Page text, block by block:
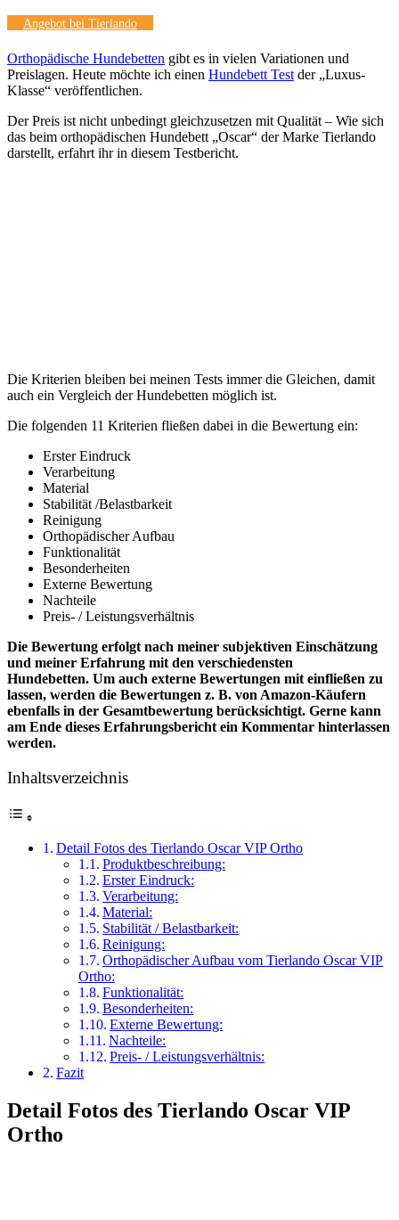
Angebot bei Tierlando
Orthopädische Hundebetten gibt es in vielen Variationen und
Preislagen. Heute möchte ich einen Hundebett Test der „Luxus-
Klasse“ veröffentlichen.
Der Preis ist nicht unbedingt gleichzusetzen mit Qualität – Wie sich
das beim orthopädischen Hundebett „Oscar“ der Marke Tierlando
darstellt, erfahrt ihr in diesem Testbericht.
Die Kriterien bleiben bei meinen Tests immer die Gleichen, damit
auch ein Vergleich der Hundebetten möglich ist.
Die folgenden 11 Kriterien fließen dabei in die Bewertung ein:
Erster Eindruck
Verarbeitung
Material
Stabilität /Belastbarkeit
Reinigung
Orthopädischer Aufbau
Funktionalität
Besonderheiten
Externe Bewertung
Nachteile
Preis- / Leistungsverhältnis
Die Bewertung erfolgt nach meiner subjektiven Einschätzung
und meiner Erfahrung mit den verschiedensten
Hundebetten. Um auch externe Bewertungen mit einfließen zu
lassen, werden die Bewertungen z. B. von Amazon-Käufern
ebenfalls in der Gesamtbewertung berücksichtigt. Gerne kann
am Ende dieses Erfahrungsbericht ein Kommentar hinterlassen
werden.
Inhaltsverzeichnis
Detail Fotos des Tierlando Oscar VIP Ortho
Produktbeschreibung:
Erster Eindruck:
Verarbeitung:
Material:
Stabilität / Belastbarkeit:
Reinigung:
Orthopädischer Aufbau vom Tierlando Oscar VIP
Ortho:
Funktionalität:
Besonderheiten:
Externe Bewertung:
Nachteile:
Preis- / Leistungsverhältnis:
Fazit
Detail Fotos des Tierlando Oscar VIP
Ortho